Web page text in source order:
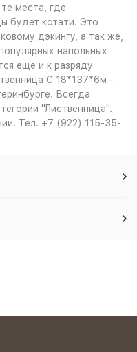
места, где
будет кстати. Это
дэкингу, а так же,
напольных
еще и к разряду
С 18*137*6м -
Всегда
"Лиственница".
Тел. +7 (922) 115-35-